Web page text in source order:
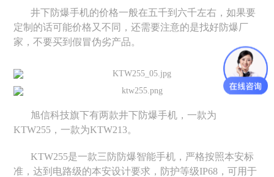
井下防爆手机的价格一般在五千到六千左右，如果要
定制的话可能价格又不同，还需要注意的是找好防爆厂
家，不要买到假冒伪劣产品。
旭信科技旗下有两款井下防爆手机，一款为
KTW255，一款为KTW213。
KTW255是一款三防防爆智能手机，严格按照本安标
准，达到电路级的本安设计要求，防护等级IP68，可用于